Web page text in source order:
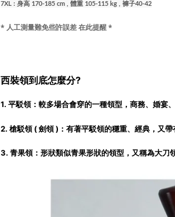
7XL : 身高 170-185 cm , 體重 105-115 kg , 褲子40-42
* 人工測量難免些許誤差 在此提醒 *
西裝領到底怎麼分?
1. 平駁領：較多場合會穿的一種領型，商務、婚宴
2. 槍駁領 ( 劍領 )：有著平駁領的穩重、經典，又
3. 青果領：形狀類似青果形狀的領型，又稱為大刀